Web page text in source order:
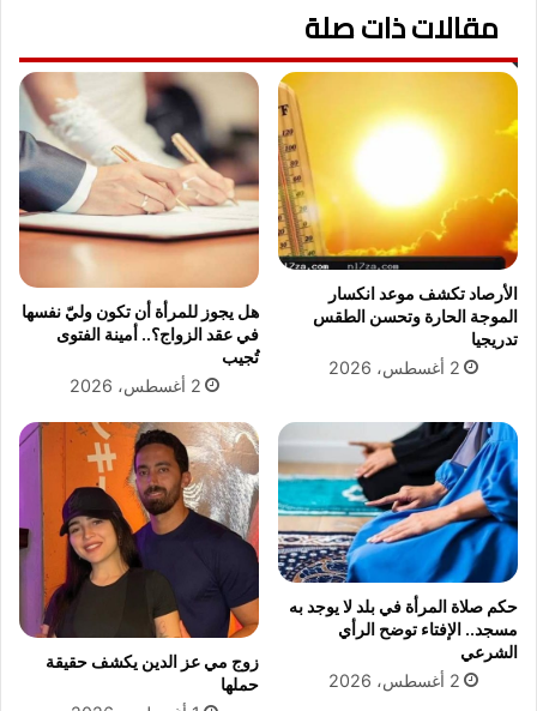
ل
ا
ل
ت
لّ
ف
ع
ن
ا
ل
خ
ة
ا
ل
ع
س
ك
ر
ة
ا
ل
إ
ث
ي
ن
1
3
-
0
3
0
2
3
مقالات ذات صلة
الأرصاد تكشف موعد انكسار
الموجة الحارة وتحسن الطقس
تدريجيا
2 أغسطس، 2026
هل يجوز للمرأة أن تكون وليّ نفسها
في عقد الزواج؟.. أمينة الفتوى
تُجيب
2 أغسطس، 2026
حكم صلاة المرأة في بلد لا يوجد به
مسجد.. الإفتاء توضح الرأي
الشرعي
2 أغسطس، 2026
زوج مي عز الدين يكشف حقيقة
حملها